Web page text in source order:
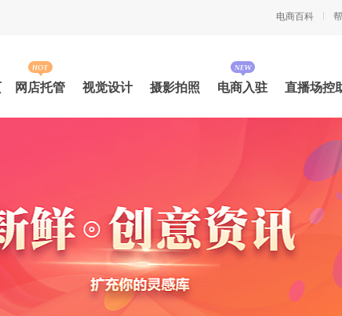
电商百科
网店托管 视觉设计 摄影拍照 电商入驻 直播场控